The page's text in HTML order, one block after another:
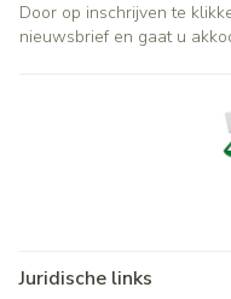
Door op inschrijven te
nieuwsbrief en gaat u
Juridische links